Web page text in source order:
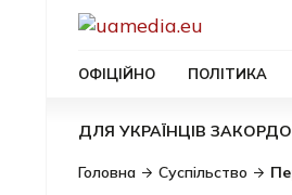
ОФІЦІЙНО ПОЛІТИКА
ДЛЯ УКРАЇНЦІВ
Головна Суспільство